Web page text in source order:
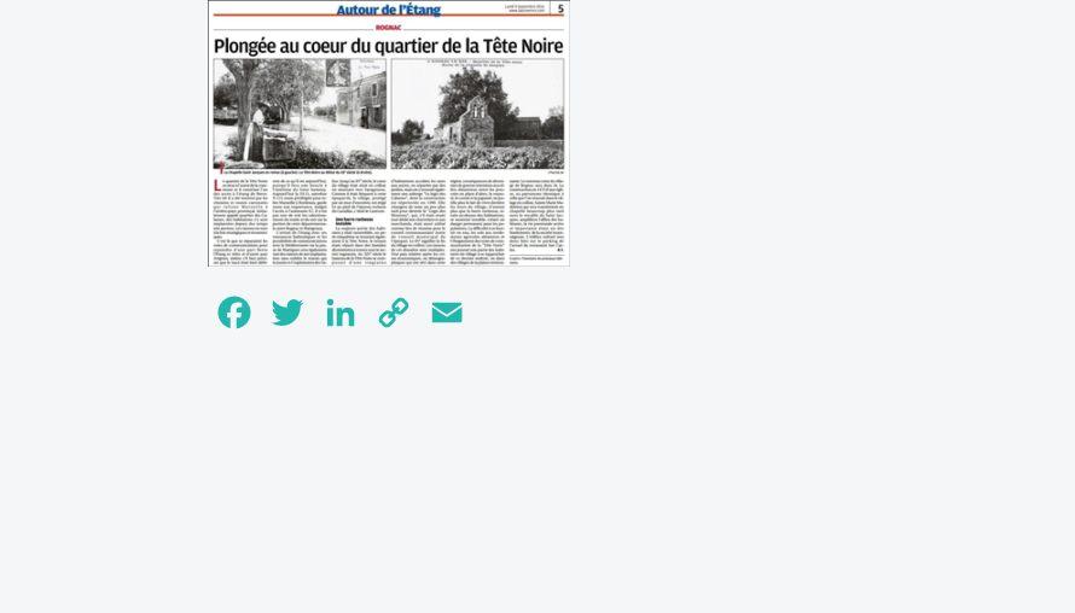
FacebookTwitter LinkedInCopy